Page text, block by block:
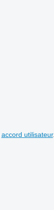
accord utilisateur.